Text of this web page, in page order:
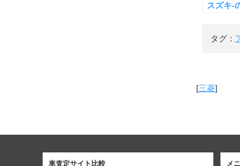
スズキ-
タグ：
[三菱]
車査定サイト比較 メ